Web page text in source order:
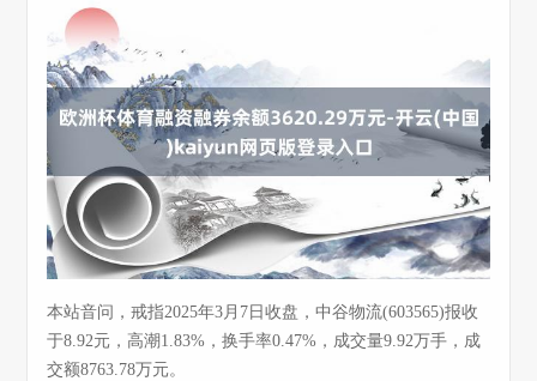
本站音问，戒指2025年3月7日收盘，中谷物流(603565)报收
于8.92元，高潮1.83%，换手率0.47%，成交量9.92万手，成
交额8763.78万元。